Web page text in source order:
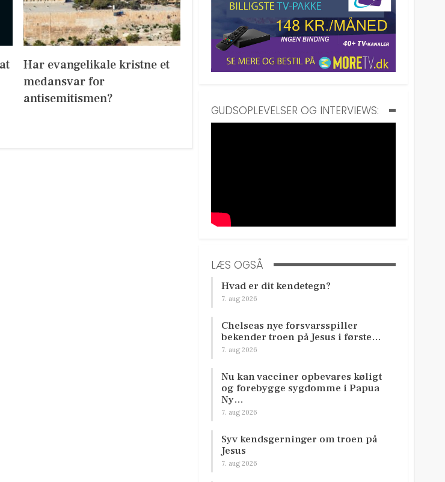
Har evangelikale kristne et
medansvar for
antisemitismen?
GUDSOPLEVELSER OG INTERVIEWS:
LÆS OGSÅ
Hvad er dit kendetegn?
7. aug 2026
Chelseas nye forsvarsspiller
bekender troen på Jesus i første…
7. aug 2026
Nu kan vacciner opbevares køligt
og forebygge sygdomme i Papua
Ny…
7. aug 2026
Syv kendsgerninger om troen på
Jesus
7. aug 2026